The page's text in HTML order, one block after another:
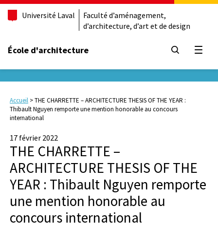
Université Laval
Faculté d’aménagement,
d’architecture, d’art et de design
École d'architecture
Accueil >THE CHARRETTE – ARCHITECTURE THESIS OF THE YEAR :
Thibault Nguyen remporte une mention honorable au concours
international
17 février 2022
THE CHARRETTE –
ARCHITECTURE THESIS OF THE
YEAR : Thibault Nguyen remporte
une mention honorable au
concours international